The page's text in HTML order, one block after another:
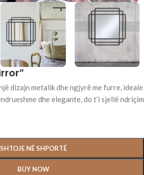
dizajn metalik dhe ngjyrë me furre, ideale
dhe elegante, do t’i sjellë ndriçim
SHTOJE NË SHPORTË
BUY NOW